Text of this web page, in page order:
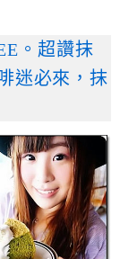
。超讚抹
迷必來，抹